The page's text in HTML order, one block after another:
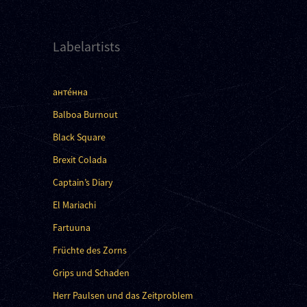
Labelartists
анте́нна
Balboa Burnout
Black Square
Brexit Colada
Captain’s Diary
El Mariachi
Fartuuna
Früchte des Zorns
Grips und Schaden
Herr Paulsen und das Zeitproblem